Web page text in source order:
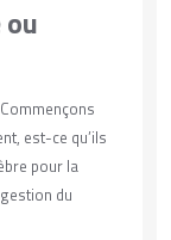
est-ce qu’ils
pour la
du